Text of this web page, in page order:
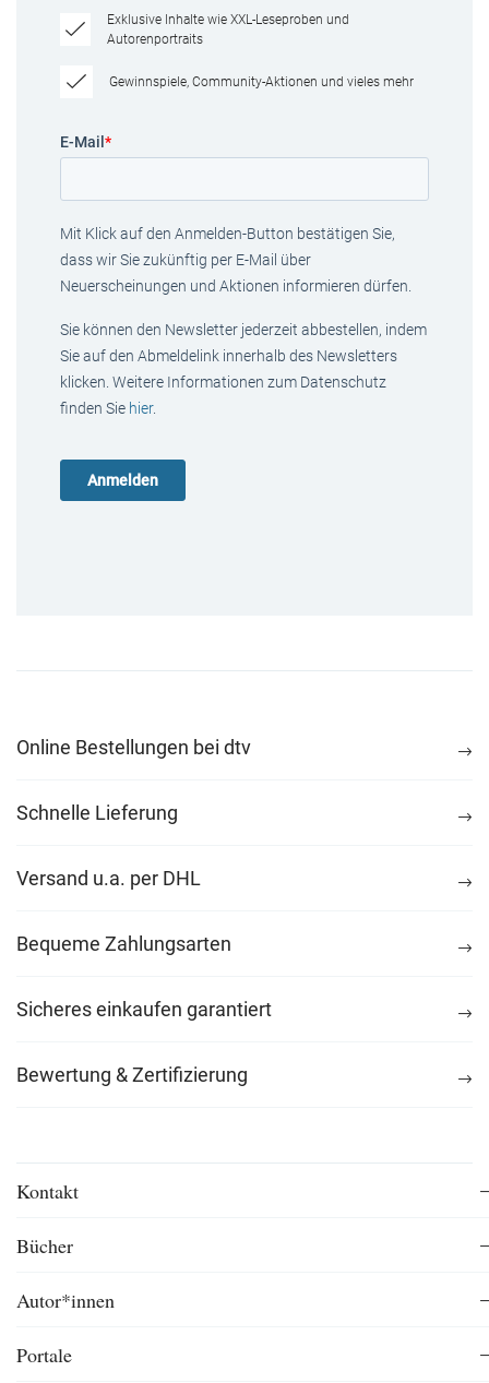
Exklusive Inhalte wie XXL-Leseproben und
Autorenportraits
Gewinnspiele, Community-Aktionen und vieles mehr
E-Mail *
Mit Klick auf den Anmelden-Button bestätigen Sie,
dass wir Sie zukünftig per E-Mail über
Neuerscheinungen und Aktionen informieren dürfen.
Sie können den Newsletter jederzeit abbestellen, indem
Sie auf den Abmeldelink innerhalb des Newsletters
klicken. Weitere Informationen zum Datenschutz
finden Sie hier.
Online Bestellungen bei dtv
Schnelle Lieferung
Versand u.a. per DHL
Bequeme Zahlungsarten
Sicheres einkaufen garantiert
Bewertung & Zertifizierung
Kontakt
Bücher
Autor*innen
Portale